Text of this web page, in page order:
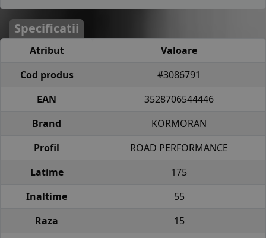
Specificatii
Atribut
Valoare
Cod produs
#3086791
EAN
3528706544446
Brand
KORMORAN
Profil
ROAD PERFORMANCE
Latime
175
Inaltime
55
Raza
15